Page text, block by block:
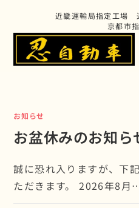
近畿運輸局指定工場
京都市
お知らせ
お盆休みのお知ら
誠に恐れ入りますが、下
ただきます。 2026年8月